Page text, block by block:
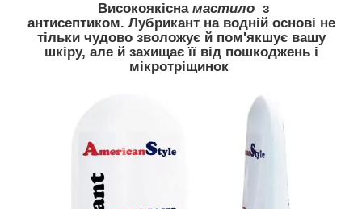
Високоякісна мастило з
антисептиком. Лубрикант на водній основі не
тільки чудово зволожує й пом'якшує вашу
шкіру, але й захищає її від пошкоджень і
мікротріщинок